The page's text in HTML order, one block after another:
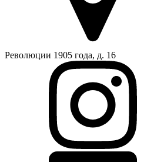
Революции 1905 года, д. 16